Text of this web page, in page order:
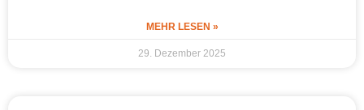
MEHR LESEN »
29. Dezember 2025